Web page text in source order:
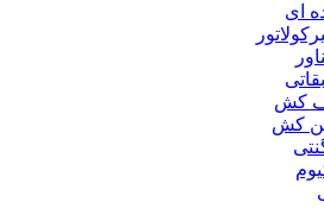
ای
کش
کش